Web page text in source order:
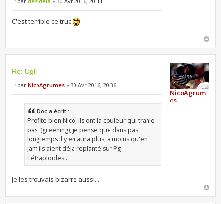
C'est terrible ce truc
Re: Ugli
parNicoAgrumes » 30 Avr 2016, 20:36
Doc a écrit :
Profite bien Nico, ils ont la couleur qui trahie
pas, (greening), je pense que dans pas
longtemps il y en aura plus, a moins qu'en
Jam ils aient déja replanté sur Pg
Tétraploïdes..
Je les trouvais bizarre aussi...
NicoAgrum
es